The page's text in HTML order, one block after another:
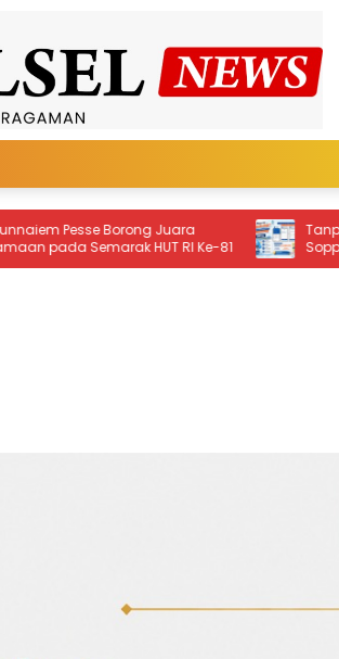
Tanpa Antre, Bayar Tagihan PDAM
Soppeng Kini Cukup Lewat BRImo